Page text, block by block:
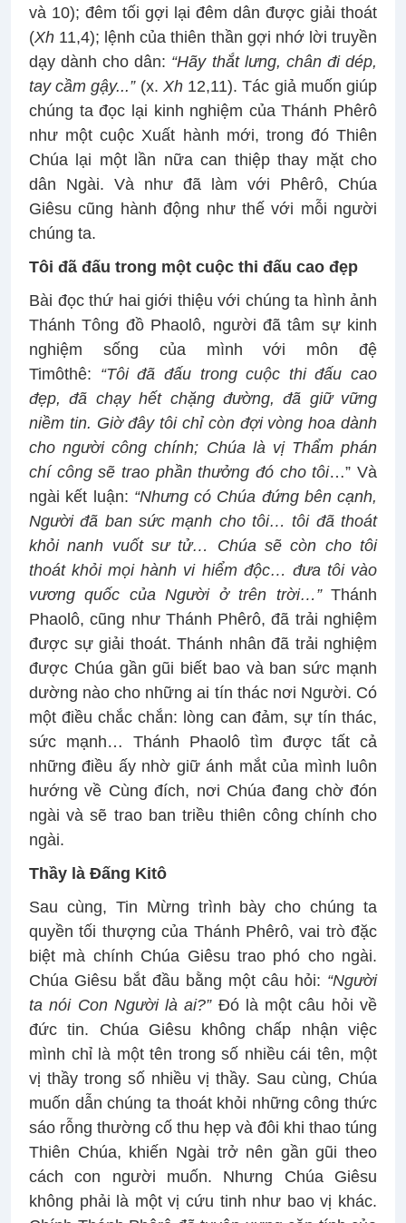
và 10); đêm tối gợi lại đêm dân được giải thoát
(Xh 11,4); lệnh của thiên thần gợi nhớ lời truyền
dạy dành cho dân: “Hãy thắt lưng, chân đi dép,
tay cầm gậy...” (x. Xh 12,11). Tác giả muốn giúp
chúng ta đọc lại kinh nghiệm của Thánh Phêrô
như một cuộc Xuất hành mới, trong đó Thiên
Chúa lại một lần nữa can thiệp thay mặt cho
dân Ngài. Và như đã làm với Phêrô, Chúa
Giêsu cũng hành động như thế với mỗi người
chúng ta.
Tôi đã đấu trong một cuộc thi đấu cao đẹp
Bài đọc thứ hai giới thiệu với chúng ta hình ảnh
Thánh Tông đồ Phaolô, người đã tâm sự kinh
nghiệm sống của mình với môn đệ
Timôthê: “Tôi đã đấu trong cuộc thi đấu cao
đẹp, đã chạy hết chặng đường, đã giữ vững
niềm tin. Giờ đây tôi chỉ còn đợi vòng hoa dành
cho người công chính; Chúa là vị Thẩm phán
chí công sẽ trao phần thưởng đó cho tôi…” Và
ngài kết luận: “Nhưng có Chúa đứng bên cạnh,
Người đã ban sức mạnh cho tôi… tôi đã thoát
khỏi nanh vuốt sư tử… Chúa sẽ còn cho tôi
thoát khỏi mọi hành vi hiểm độc… đưa tôi vào
vương quốc của Người ở trên trời…” Thánh
Phaolô, cũng như Thánh Phêrô, đã trải nghiệm
được sự giải thoát. Thánh nhân đã trải nghiệm
được Chúa gần gũi biết bao và ban sức mạnh
dường nào cho những ai tín thác nơi Người. Có
một điều chắc chắn: lòng can đảm, sự tín thác,
sức mạnh… Thánh Phaolô tìm được tất cả
những điều ấy nhờ giữ ánh mắt của mình luôn
hướng về Cùng đích, nơi Chúa đang chờ đón
ngài và sẽ trao ban triều thiên công chính cho
ngài.
Thầy là Đấng Kitô
Sau cùng, Tin Mừng trình bày cho chúng ta
quyền tối thượng của Thánh Phêrô, vai trò đặc
biệt mà chính Chúa Giêsu trao phó cho ngài.
Chúa Giêsu bắt đầu bằng một câu hỏi: “Người
ta nói Con Người là ai?” Đó là một câu hỏi về
đức tin. Chúa Giêsu không chấp nhận việc
mình chỉ là một tên trong số nhiều cái tên, một
vị thầy trong số nhiều vị thầy. Sau cùng, Chúa
muốn dẫn chúng ta thoát khỏi những công thức
sáo rỗng thường cố thu hẹp và đôi khi thao túng
Thiên Chúa, khiến Ngài trở nên gần gũi theo
cách con người muốn. Nhưng Chúa Giêsu
không phải là một vị cứu tinh như bao vị khác.